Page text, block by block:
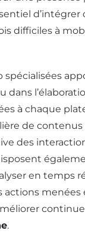
d’intégrer
difficiles à
spécialisées
dans
à chaque
de
des
en temps
actions menées
.